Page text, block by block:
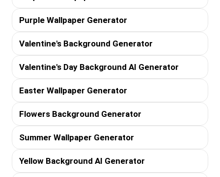
Purple Wallpaper Generator
Valentine's Background Generator
Valentine's Day Background AI Generator
Easter Wallpaper Generator
Flowers Background Generator
Summer Wallpaper Generator
Yellow Background AI Generator